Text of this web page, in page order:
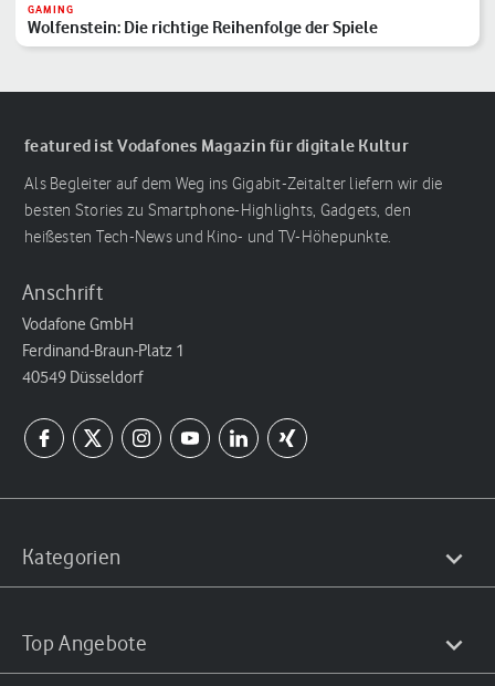
GAMING
Wolfenstein: Die richtige Reihenfolge der Spiele
featured ist Vodafones Magazin für digitale Kultur
Als Begleiter auf dem Weg ins Gigabit-Zeitalter liefern wir die
besten Stories zu Smartphone-Highlights, Gadgets, den
heißesten Tech-News und Kino- und TV-Höhepunkte.
Anschrift
Vodafone GmbH
Ferdinand-Braun-Platz 1
40549 Düsseldorf
Kategorien
Top Angebote